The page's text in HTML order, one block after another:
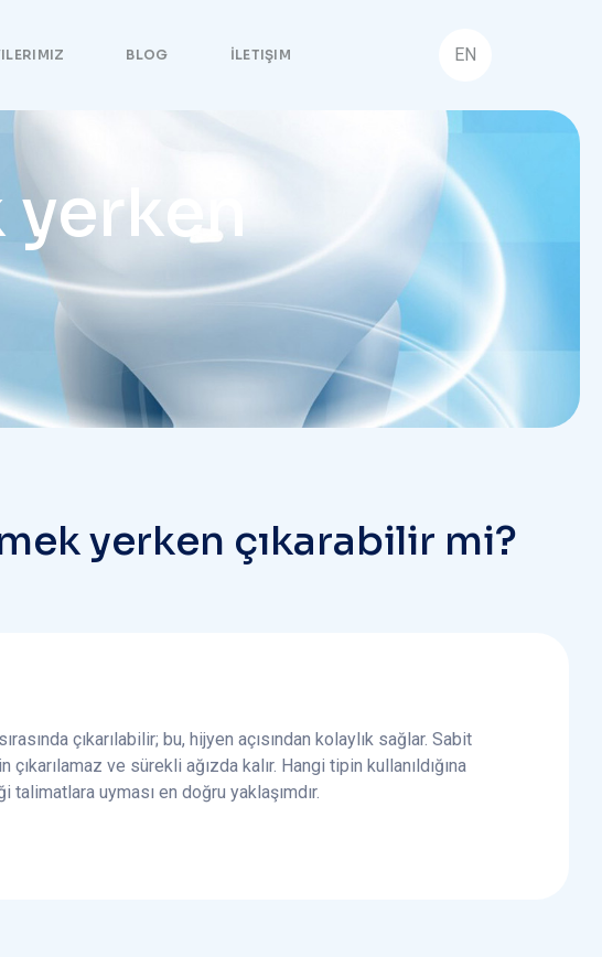
BLOG İLETIŞIM EN
yerken
ekyerken çıkarabilir mi?
çıkarılabilir; bu, hijyen açısından kolaylık sağlar. Sabit
ve sürekli ağızda kalır. Hangi tipin kullanıldığına
uyması en doğru yaklaşımdır.